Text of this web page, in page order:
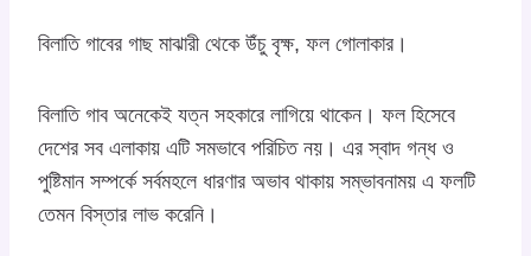
বিলাতি গাবের গাছ মাঝারী থেকে উঁচু বৃক্ষ, ফল গোলাকার।
বিলাতি গাব অনেকেই যত্ন সহকারে লাগিয়ে থাকেন। ফল হিসেবে
দেশের সব এলাকায় এটি সমভাবে পরিচিত নয়। এর স্বাদ গন্ধ ও
পুষ্টিমান সম্পর্কে সর্বমহলে ধারণার অভাব থাকায় সম্ভাবনাময় এ ফলটি
তেমন বিস্তার লাভ করেনি।